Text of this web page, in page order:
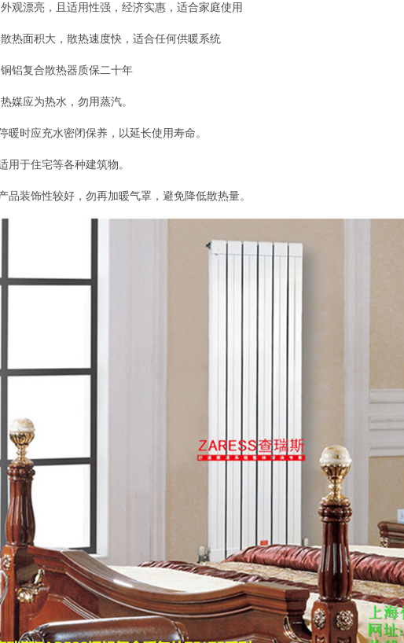
观漂亮，且适用性强，经济实惠，适合家庭使用
热面积大，散热速度快，适合任何供暖系统
铝复合散热器质保二十年
媒应为热水，勿用蒸汽。
暖时应充水密闭保养，以延长使用寿命。
用于住宅等各种建筑物。
品装饰性较好，勿再加暖气罩，避免降低散热量。